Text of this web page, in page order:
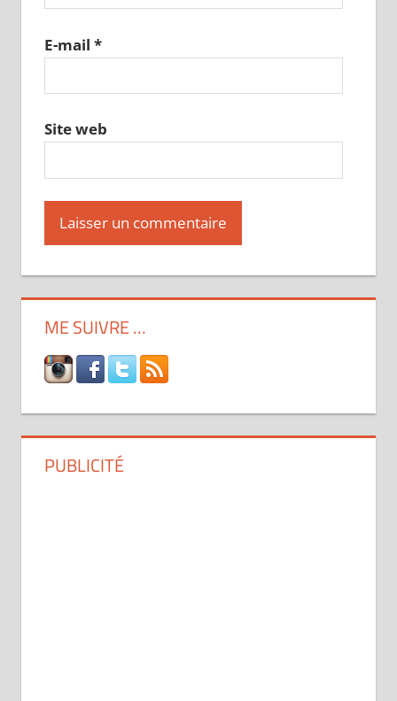
E-mail *
Site web
ME SUIVRE …
PUBLICITÉ